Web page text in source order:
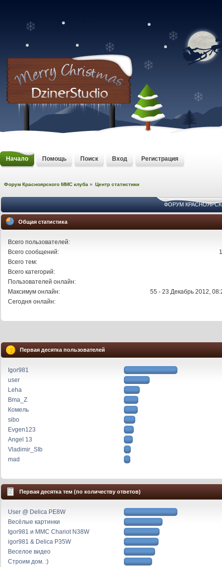
Начало Помощь Поиск Вход Регистрация
Форум Красноярского MMC клуба » Центр статистики
ФОРУМ
Общая статистика
Всего пользователей:
Всего сообщений:
Всего тем:
Всего категорий:
Пользователей онлайн:
Максимум онлайн:
55 - 23 Декабрь 2012,
Сегодня онлайн:
Первая десятка пользователей
Igor981
user
Leha
Bma_Z
Комель
sibo
Evgen123
Angel 13
Vladimir_SIb
mad
Первая десятка тем (по количеству ответов)
User @ Delica PE8W
Весёлые картинки
Igor981 и MMC Chariot N38W
igor981 & Delica P35W
Веселое видео
Строим дом. :)